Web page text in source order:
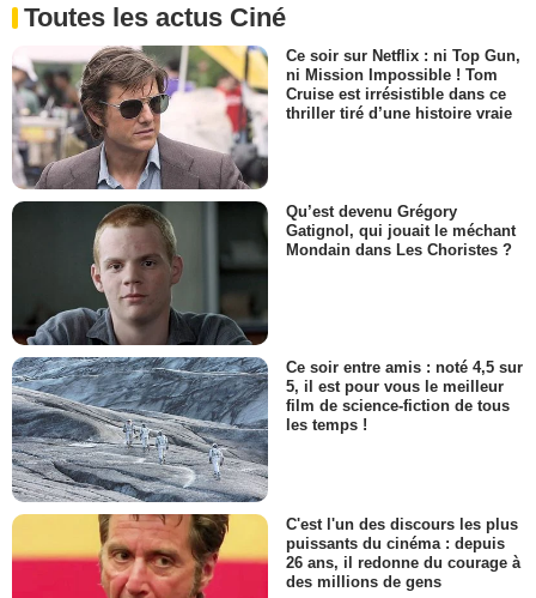
Toutes les actus Ciné
Ce soir sur Netflix : ni Top Gun,
ni Mission Impossible ! Tom
Cruise est irrésistible dans ce
thriller tiré d’une histoire vraie
Qu’est devenu Grégory
Gatignol, qui jouait le méchant
Mondain dans Les Choristes ?
Ce soir entre amis : noté 4,5 sur
5, il est pour vous le meilleur
film de science-fiction de tous
les temps !
C'est l'un des discours les plus
puissants du cinéma : depuis
26 ans, il redonne du courage à
des millions de gens